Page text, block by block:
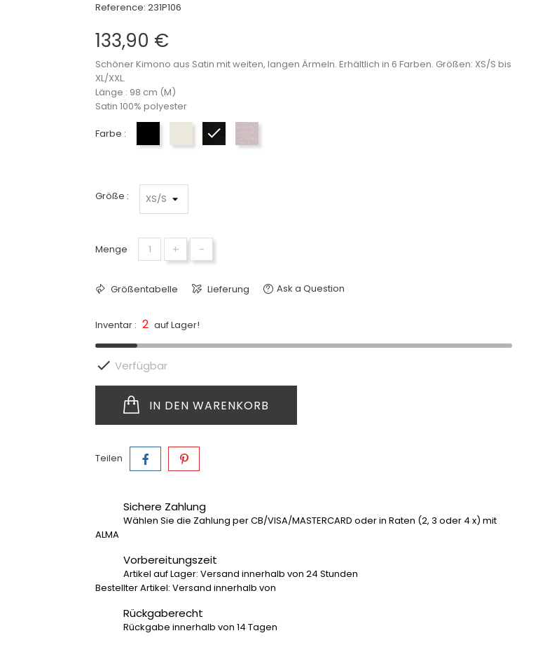
Reference: 231P106
133,90 €
Schöner Kimono aus Satin mit weiten, langen Ärmeln. Erhältlich in 6 Farben. Größen: XS/S bis
XL/XXL.
Länge : 98 cm (M)
Satin 100% polyester
Farbe : Cream
Größe :
Menge + -
Größentabelle Lieferung Ask a Question
Inventar : 2 auf Lager!
 Verfügbar
IN DEN WARENKORB
Teilen
Sichere Zahlung
Wählen Sie die Zahlung per CB/VISA/MASTERCARD oder in Raten (2, 3 oder 4 x) mit
ALMA
Vorbereitungszeit
Artikel auf Lager: Versand innerhalb von 24 Stunden
Bestellter Artikel: Versand innerhalb von
Rückgaberecht
Rückgabe innerhalb von 14 Tagen